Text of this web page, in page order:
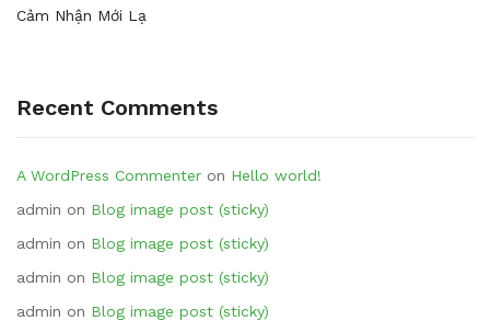
Cảm Nhận Mới Lạ
Recent Comments
A WordPress Commenter on Hello world!
admin on Blog image post (sticky)
admin on Blog image post (sticky)
admin on Blog image post (sticky)
admin on Blog image post (sticky)